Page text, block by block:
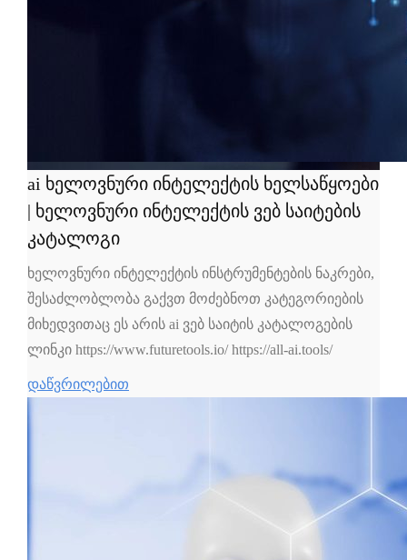
ai ხელოვნური ინტელექტის ხელსაწყოები
| ხელოვნური ინტელექტის ვებ საიტების
კატალოგი
ხელოვნური ინტელექტის ინსტრუმენტების ნაკრები,
შესაძლობლობა გაქვთ მოძებნოთ კატეგორიების
მიხედვითაც ეს არის ai ვებ საიტის კატალოგების
ლინკი https://www.futuretools.io/ https://all-ai.tools/
დაწვრილებით